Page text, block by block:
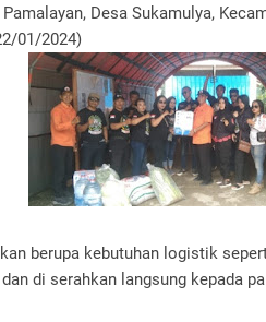
Desa Sukamulya,
01/2024)
berupa kebutuhan logistik
di serahkan langsung kepada